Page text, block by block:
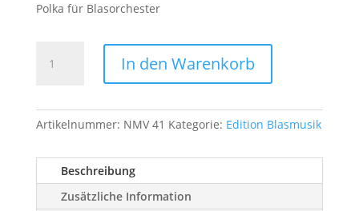
Polka für Blasorchester
Musikantenleben
Menge
In den Warenkorb
Artikelnummer: NMV 41 Kategorie: Edition Blasmusik
Beschreibung
Zusätzliche Information